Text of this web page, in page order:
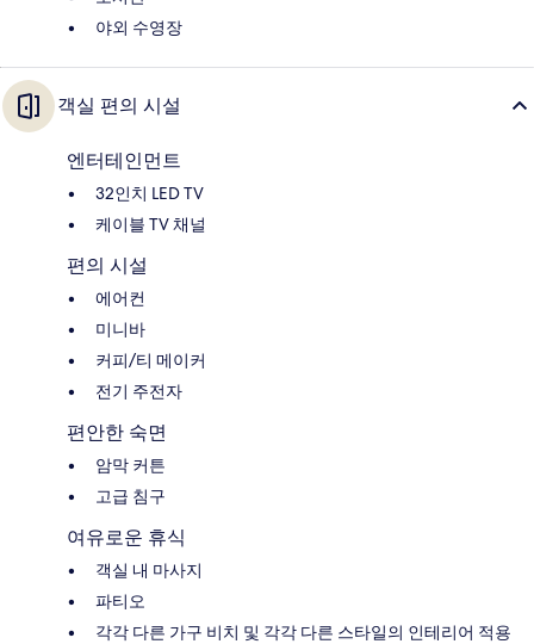
야외 수영장
객실 편의 시설
엔터테인먼트
32인치 LED TV
케이블 TV 채널
편의 시설
에어컨
미니바
커피/티 메이커
전기 주전자
편안한 숙면
암막 커튼
고급 침구
여유로운 휴식
객실 내 마사지
파티오
각각 다른 가구 비치 및 각각 다른 스타일의 인테리어 적용